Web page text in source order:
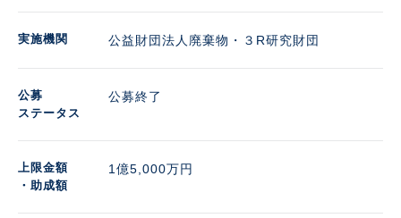
実施機関 公益財団法人廃棄物・３R研究財団
公募
ステータス
公募終了
上限金額
・助成額
1億5,000万円